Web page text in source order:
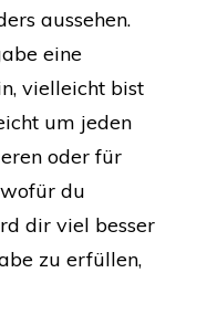
aussehen.
eine
vielleicht bist
um jeden
oder für
du
dir viel besser
zu erfüllen,